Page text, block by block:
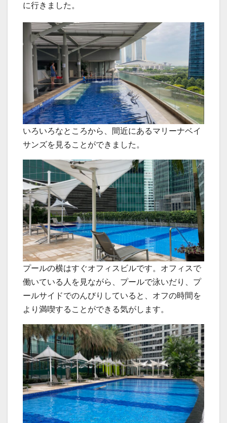
に行きました。
いろいろなところから、間近にあるマリーナベイ
サンズを見ることができました。
プールの横はすぐオフィスビルです。オフィスで
働いている人を見ながら、プールで泳いだり、プ
ールサイドでのんびりしていると、オフの時間を
より満喫することができる気がします。